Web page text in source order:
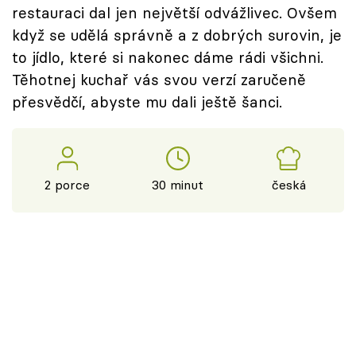
Sledujte nás
restauraci dal jen největší odvážlivec. Ovšem
když se udělá správně a z dobrých surovin, je
to jídlo, které si nakonec dáme rádi všichni.
Těhotnej kuchař vás svou verzí zaručeně
přesvědčí, abyste mu dali ještě šanci.
2 porce 30 minut česká